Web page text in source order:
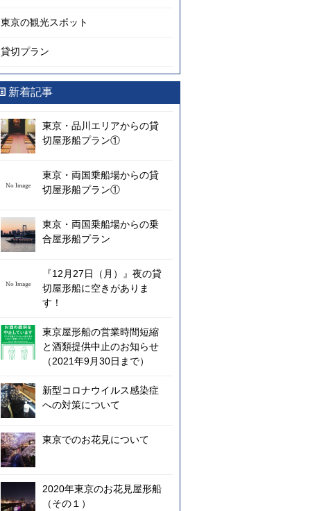
東京の観光スポット
貸切プラン
新着記事
東京・品川エリアからの貸
切屋形船プラン①
東京・両国乗船場からの貸
切屋形船プラン①
東京・両国乗船場からの乗
合屋形船プラン
『12月27日（月）』夜の貸
切屋形船に空きがありま
す！
東京屋形船の営業時間短縮
と酒類提供中止のお知らせ
（2021年9月30日まで）
新型コロナウイルス感染症
への対策について
東京でのお花見について
2020年東京のお花見屋形船
（その１）